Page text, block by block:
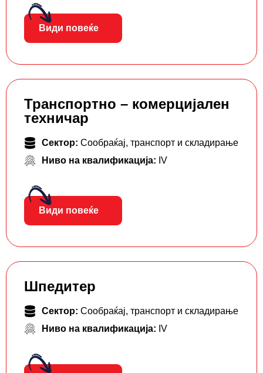
Види повеќе
Транспортно – комерцијален
техничар
Сектор: Сообраќај, транспорт и складирање
Ниво на квалификација: IV
Види повеќе
Шпедитер
Сектор: Сообраќај, транспорт и складирање
Ниво на квалификација: IV